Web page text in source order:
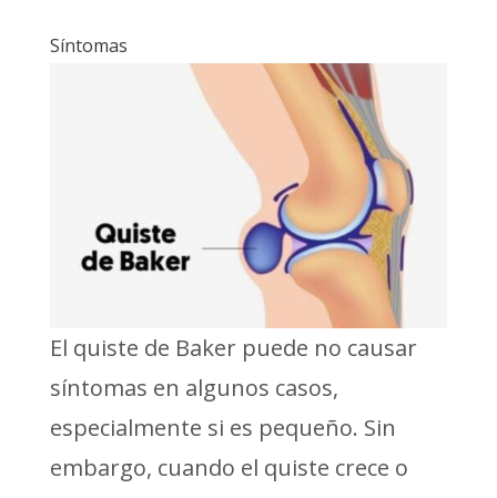
Síntomas
El quiste de Baker puede no causar
síntomas en algunos casos,
especialmente si es pequeño. Sin
embargo, cuando el quiste crece o